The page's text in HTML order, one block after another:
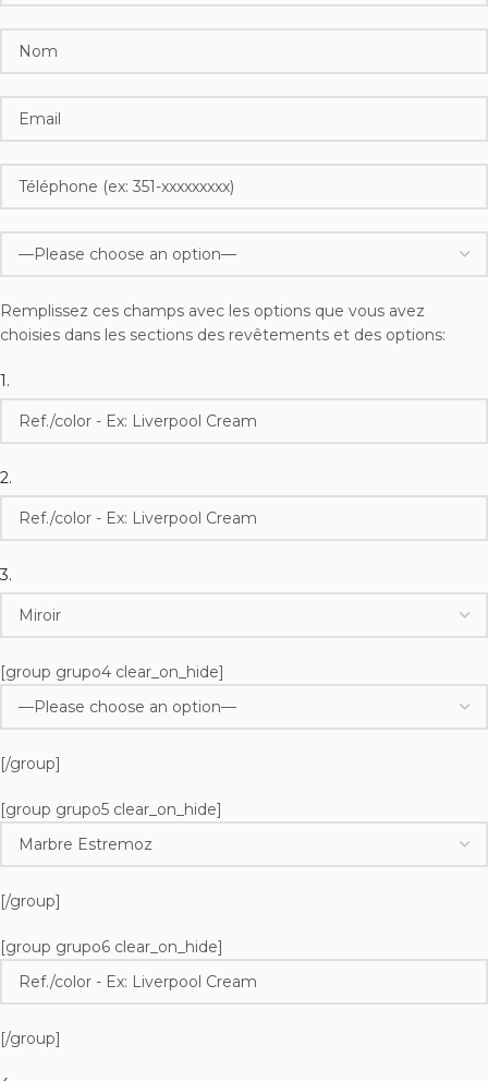
Remplissez ces champs avec les options que vous avez
choisies dans les sections des revêtements et des options:
1.
2.
3.
[group grupo4 clear_on_hide]
[/group]
[group grupo5 clear_on_hide]
[/group]
[group grupo6 clear_on_hide]
[/group]